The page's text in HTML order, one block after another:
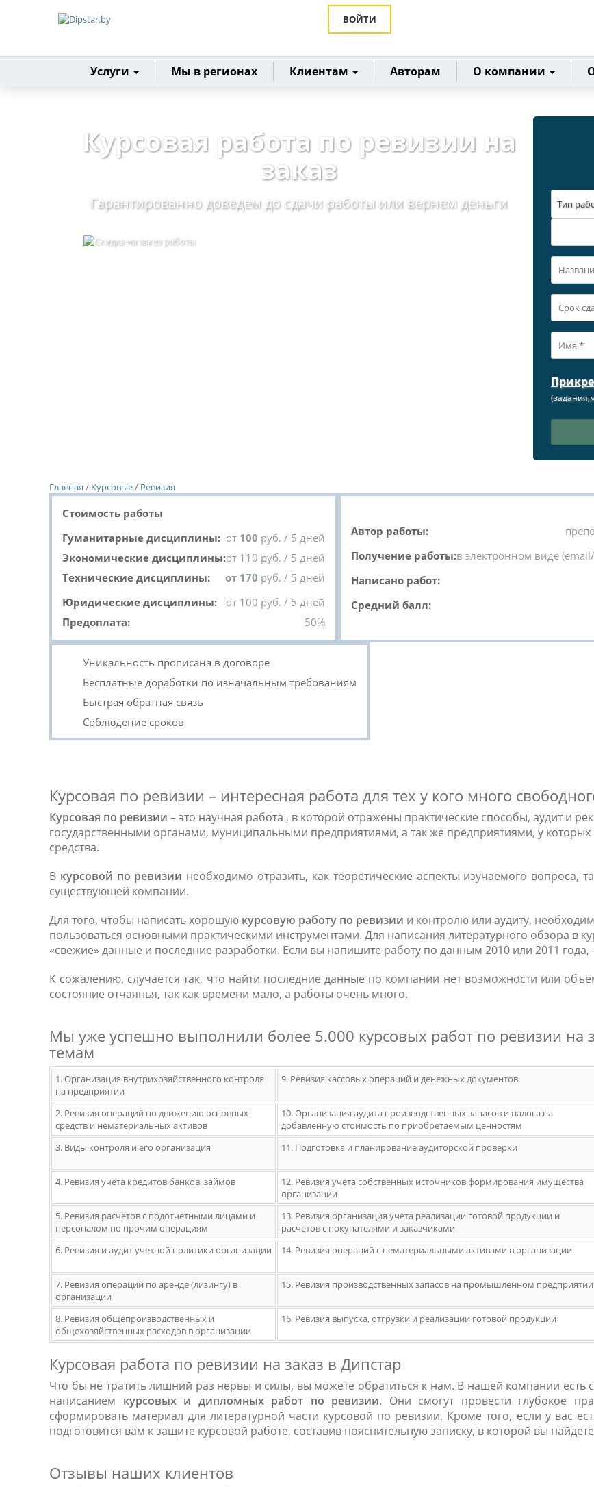
ВОЙТИ
Главная
Услуги Мы в регионах Клиентам Авторам О компании
Курсовая работа по ревизии на
заказ
Гарантированно доведем до сдачи работы или вернем деньги Тип
Главная / Курсовые/ Ревизия
Стоимость работы
Гуманитарные дисциплины: от 100 руб. / 5 дней
Экономические дисциплины:от 110 руб. / 5 дней
Технические дисциплины:
от 170 руб. / 5 дней
Юридические дисциплины:
от 100 руб. / 5 дней
Предоплата:
50%
Автор работы:
Получение работы:в электронном виде
Написано работ:
Средний балл:
Уникальность прописана в договоре
Бесплатные доработки по изначальным требованиям
Быстрая обратная связь
Соблюдение сроков
Курсовая по ревизии – интересная работа для тех у кого много
Курсовая по ревизии – это научная работа , в которой отражены практические способы, аудит и
государственными органами, муниципальными предприятиями, а так же предприятиями, у которых
средства.
В курсовой по ревизии необходимо отразить, как теоретические аспекты изучаемого вопроса,
существующей компании.
Для того, чтобы написать хорошую курсовую работу по ревизии и контролю или аудиту,
пользоваться основными практическими инструментами. Для написания литературного обзора в
«свежие» данные и последние разработки. Если вы напишите работу по данным 2010 или 2011 года,
К сожалению, случается так, что найти последние данные по компании нет возможности или
состояние отчаянья, так как времени мало, а работы очень много.
Мы уже успешно выполнили более 5.000 курсовых работ по ревизии на
темам
1. Организация внутрихозяйственного контроля
на предприятии
9. Ревизия кассовых операций и денежных документов
2. Ревизия операций по движению основных
средств и нематериальных активов
10. Организация аудита производственных запасов и налога на
добавленную стоимость по приобретаемым ценностям
3. Виды контроля и его организация 11. Подготовка и планирование аудиторской проверки
4. Ревизия учета кредитов банков, займов
12. Ревизия учета собственных источников формирования имущества
организации
5. Ревизия расчетов с подотчетными лицами и
персоналом по прочим операциям
13. Ревизия организация учета реализации готовой продукции и
расчетов с покупателями и заказчиками
6. Ревизия и аудит учетной политики организации 14. Ревизия операций с нематериальными активами в организации
7. Ревизия операций по аренде (лизингу) в
организации
15. Ревизия производственных запасов на промышленном предприятии
8. Ревизия общепроизводственных и
общехозяйственных расходов в организации
16. Ревизия выпуска, отгрузки и реализации готовой продукции
Курсовая работа по ревизии на заказ в Дипстар
Что бы не тратить лишний раз нервы и силы, вы можете обратиться к нам. В нашей компании есть
написанием курсовых и дипломных работ по ревизии. Они смогут провести глубокое
сформировать материал для литературной части курсовой по ревизии. Кроме того, если у вас
подготовится вам к защите курсовой работе, составив пояснительную записку, в которой вы
Отзывы наших клиентов